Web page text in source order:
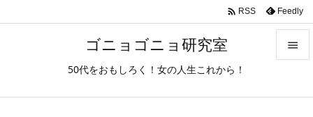
ゴニョゴニョ研究室
50代をおもしろく！女の人生これから！

 RSS Feedly